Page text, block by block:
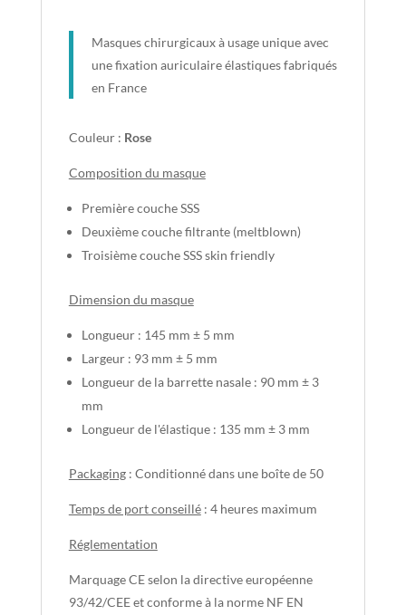
Masques chirurgicaux à usage unique avec
une fixation auriculaire élastiques fabriqués
en France
Couleur : Rose
Composition du masque
Première couche SSS
Deuxième couche filtrante (meltblown)
Troisième couche SSS skin friendly
Dimension du masque
Longueur : 145 mm ± 5 mm
Largeur : 93 mm ± 5 mm
Longueur de la barrette nasale : 90 mm ± 3
mm
Longueur de l'élastique : 135 mm ± 3 mm
Packaging: Conditionné dans une boîte de 50
Temps de port conseillé: 4 heures maximum
Réglementation
Marquage CE selon la directive européenne
93/42/CEE et conforme à la norme NF EN